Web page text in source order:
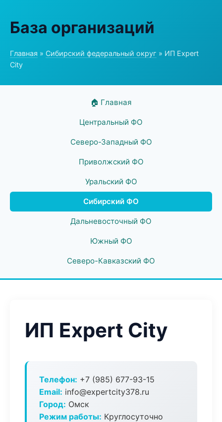
База организаций
Главная » Сибирский федеральный округ » ИП Expert
City
🏠 Главная
Центральный ФО
Северо-Западный ФО
Приволжский ФО
Уральский ФО
Сибирский ФО
Дальневосточный ФО
Южный ФО
Северо-Кавказский ФО
ИП Expert City
Телефон: +7 (985) 677-93-15
Email: info@expertcity378.ru
Город: Омск
Режим работы: Круглосуточно